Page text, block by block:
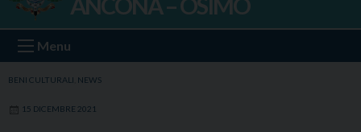
Ancona Osimo
Menu
BENI CULTURALI NEWS
15 DICEMBRE 2021